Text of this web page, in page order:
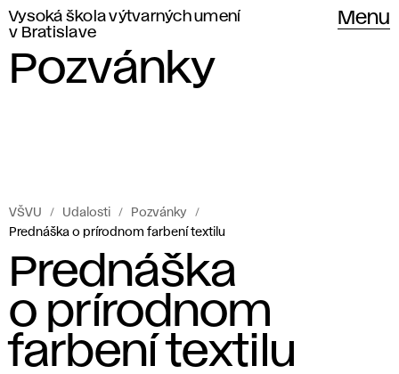
Vysoká škola výtvarných umení
v Bratislave
Menu
Pozvánky
VŠVU Udalosti
Pozvánky
Prednáška o prírodnom farbení textilu
Prednáška
o prírodnom
farbení textilu